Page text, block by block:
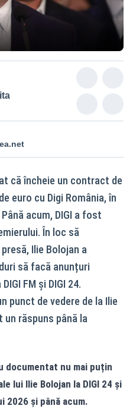
că încheie un contract de
euro cu Digi România, în
acum, DIGI a fost
În loc să
Ilie Bolojan a
să facă anunțuri
FM și DIGI 24.
punct de vedere de la Ilie
un răspuns până la
documentat nu mai puțin
lui Ilie Bolojan la DIGI 24 și
2026 și până acum.